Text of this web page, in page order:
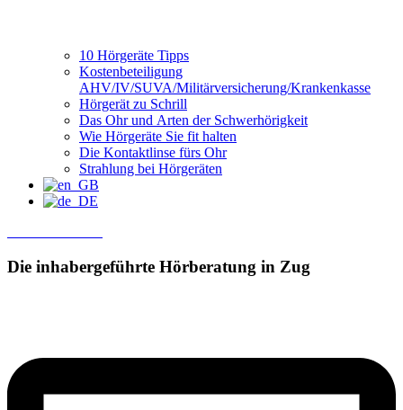
10 Hörgeräte Tipps
Kostenbeteiligung
AHV/IV/SUVA/Militärversicherung/Krankenkasse
Hörgerät zu Schrill
Das Ohr und Arten der Schwerhörigkeit
Wie Hörgeräte Sie fit halten
Die Kontaktlinse fürs Ohr
Strahlung bei Hörgeräten
Die inhabergeführte Hörberatung in Zug